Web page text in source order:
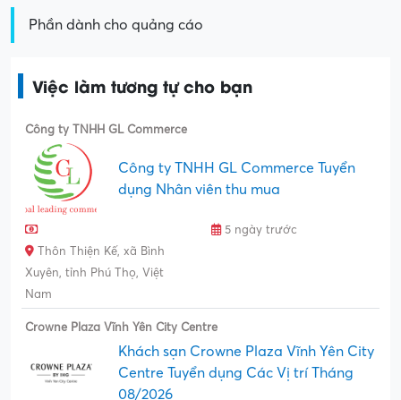
Phần dành cho quảng cáo
Việc làm tương tự cho bạn
Công ty TNHH GL Commerce
Công ty TNHH GL Commerce Tuyển
dụng Nhân viên thu mua
5 ngày trước
Thôn Thiện Kế, xã Bình
Xuyên, tỉnh Phú Thọ, Việt
Nam
Crowne Plaza Vĩnh Yên City Centre
Khách sạn Crowne Plaza Vĩnh Yên City
Centre Tuyển dụng Các Vị trí Tháng
08/2026